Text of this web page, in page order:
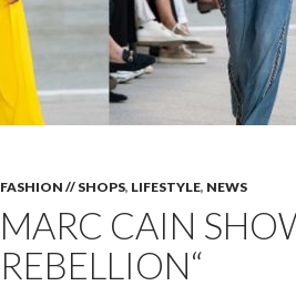
FASHION // SHOPS, LIFESTYLE, NEWS
MARC CAIN
REBELLION“